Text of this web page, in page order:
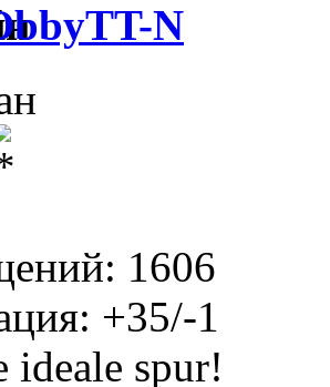
N
1606
+35/-1
ideale spur!